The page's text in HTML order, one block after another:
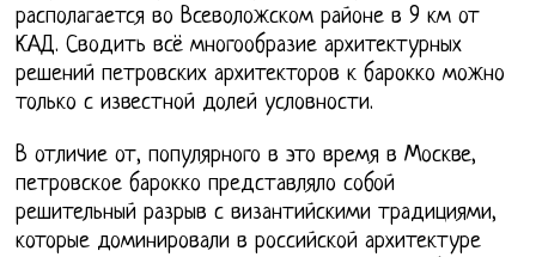
располагается во Всеволожском районе в 9 км от
КАД. Сводить всё многообразие архитектурных
решений петровских архитекторов к барокко можно
только с известной долей условности.
В отличие от, популярного в это время в Москве,
петровское барокко представляло собой
решительный разрыв с византийскими традициями,
которые доминировали в российской архитектуре